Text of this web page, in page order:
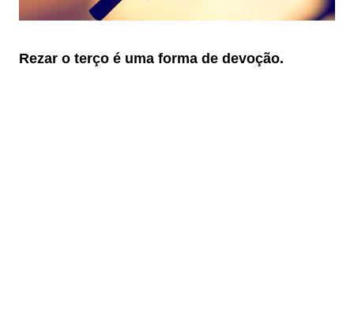
Rezar o terço é uma forma de devoção.